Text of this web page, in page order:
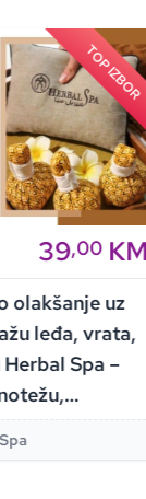
TOP IZBOR
39,00 KM
olakšanje uz
leđa, vrata,
Spa –